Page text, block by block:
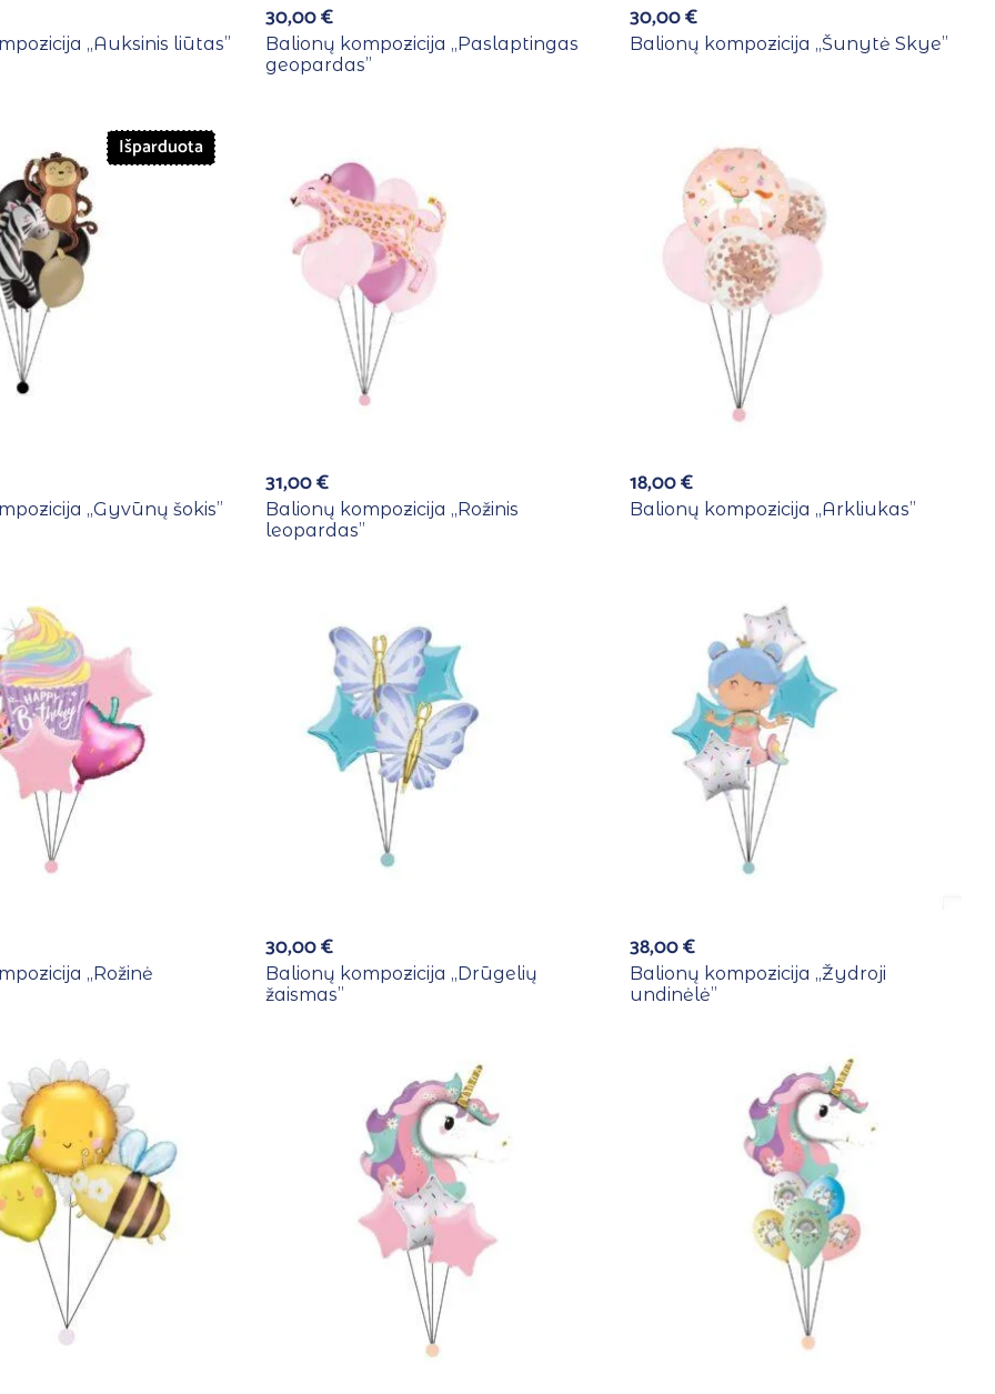
,,Auksinis liūtas”
30,00€
Balionų kompozicija ,,Paslaptingas
geopardas”
30,00€
Balionų kompozicija ,,Šunytė Skye”
Išparduota
,,Gyvūnų šokis”
31,00€
Balionų kompozicija ,,Rožinis
leopardas”
18,00€
Balionų kompozicija ,,Arkliukas”
,,Rožinė
30,00€
Balionų kompozicija ,,Drūgelių
žaismas”
38,00€
Balionų kompozicija ,,Žydroji
undinėlė”